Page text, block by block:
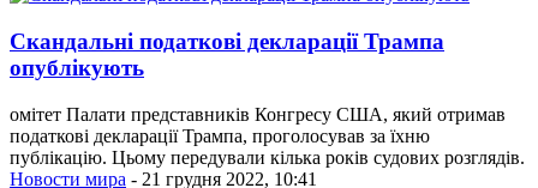
Скандальні податкові декларації Трампа
опублікують
омітет Палати представників Конгресу США, який отримав
податкові декларації Трампа, проголосував за їхню
публікацію. Цьому передували кілька років судових розглядів.
Новости мира - 21 грудня 2022, 10:41